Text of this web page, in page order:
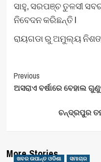
ସାହୁ, ସରପଞ୍ଚ ତୁଳସୀ
ନିବେଦନ କରିଛନ୍ତି l
ରାୟଗଡା ରୁ ଅମୁଲ୍ୟ
Post
Navigation
Previous
ଅସରାଏ ବର୍ଷାରେ ବେହାଲ
ଚନ୍ଦ୍ରପୁର
More Stories
ଖବର ଉପାନ୍ତ ଓଡିଶା ସମାଚାର